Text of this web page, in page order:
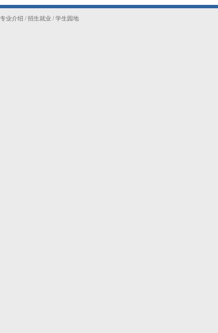
专业介绍 / 招生就业 / 学生园地